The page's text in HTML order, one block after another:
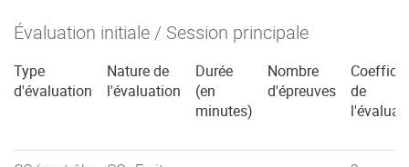
Évaluation initiale / Session principale
Type
d'évaluation
Nature de
l'évaluation
Durée
(en
minutes)
Nombre
d'épreuves
de